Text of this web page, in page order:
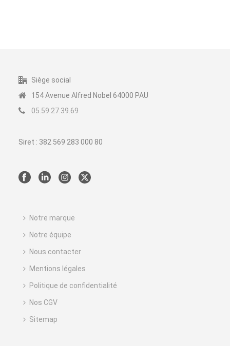
Siège social
154 Avenue Alfred Nobel 64000 PAU
05.59.27.39.69
Siret : 382 569 283 000 80
Notre marque
Notre équipe
Nous contacter
Mentions légales
Politique de confidentialité
Nos CGV
Sitemap